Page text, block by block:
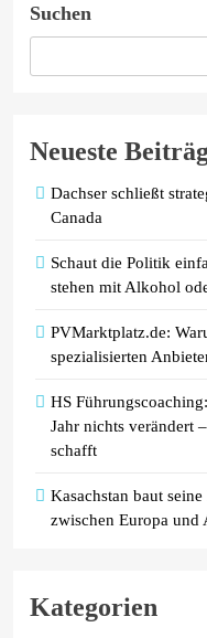
Suchen
Neueste
Dachser schließt
Canada
Schaut die Politik
stehen mit Alkohol
PVMarktplatz.de:
spezialisierten
HS
Jahr nichts verändert
schafft
Kasachstan baut
zwischen Europa und
Kategorien